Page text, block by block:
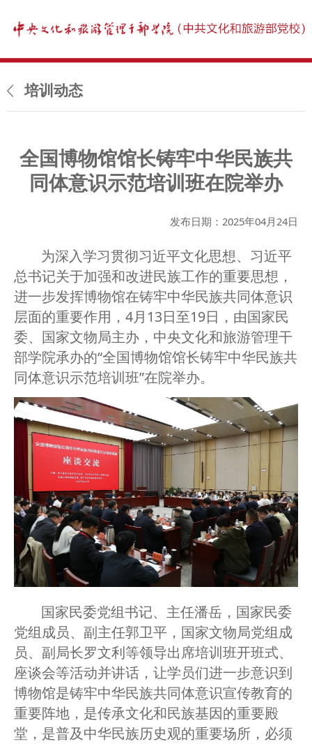
培训动态
全国博物馆馆长铸牢中华民族共
同体意识示范培训班在院举办
发布日期：2025年04月24日
为深入学习贯彻习近平文化思想、习近平
总书记关于加强和改进民族工作的重要思想，
进一步发挥博物馆在铸牢中华民族共同体意识
层面的重要作用，4月13日至19日，由国家民
委、国家文物局主办，中央文化和旅游管理干
部学院承办的“全国博物馆馆长铸牢中华民族共
同体意识示范培训班”在院举办。
国家民委党组书记、主任潘岳，国家民委
党组成员、副主任郭卫平，国家文物局党组成
员、副局长罗文利等领导出席培训班开班式、
座谈会等活动并讲话，让学员们进一步意识到
博物馆是铸牢中华民族共同体意识宣传教育的
重要阵地，是传承文化和民族基因的重要殿
堂，是普及中华民族历史观的重要场所，必须